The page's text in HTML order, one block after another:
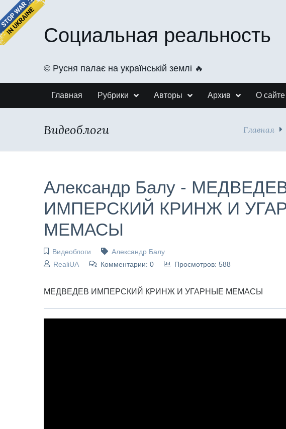
Социальная реальность
©️ Русня палає на українській землі 🔥
Главная Рубрики Авторы Архив О сайте
Видеоблоги Главная
Александр Балу -
ИМПЕРСКИЙ КРИНЖ И
МЕМАСЫ
Видеоблоги
Александр Балу
RealiUA
Комментарии: 0 Просмотров: 588
МЕДВЕДЕВ ИМПЕРСКИЙ КРИНЖ И УГАРНЫЕ МЕМАСЫ